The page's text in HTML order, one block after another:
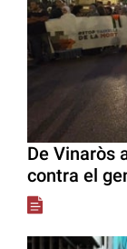
De Vinaròs
contra el